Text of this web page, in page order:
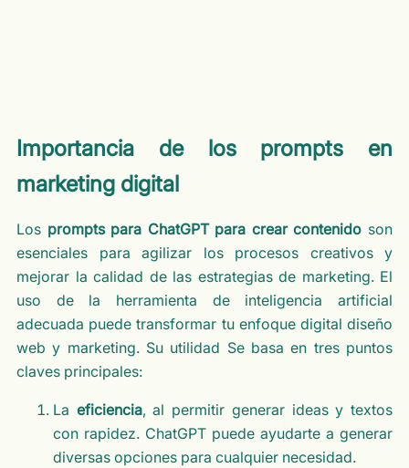
Importancia de los prompts en
marketing digital
Los prompts para ChatGPT para crear contenido son
esenciales para agilizar los procesos creativos y
mejorar la calidad de las estrategias de marketing. El
uso de la herramienta de inteligencia artificial
adecuada puede transformar tu enfoque digital diseño
web y marketing. Su utilidad Se basa en tres puntos
claves principales:
La eficiencia, al permitir generar ideas y textos
con rapidez. ChatGPT puede ayudarte a generar
diversas opciones para cualquier necesidad.